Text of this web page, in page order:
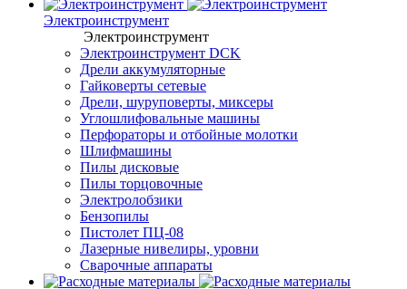
Электроинструмент
Электроинструмент
Электроинструмент DCK
Дрели аккумуляторные
Гайковерты сетевые
Дрели, шуруповерты, миксеры
Углошлифовальные машины
Перфораторы и отбойные молотки
Шлифмашины
Пилы дисковые
Пилы торцовочные
Электролобзики
Бензопилы
Пистолет ПЦ-08
Лазерные нивелиры, уровни
Сварочные аппараты